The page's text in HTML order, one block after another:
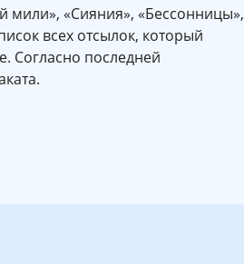
«Сияния», «Бессонницы»,
всех отсылок, который
Согласно последней